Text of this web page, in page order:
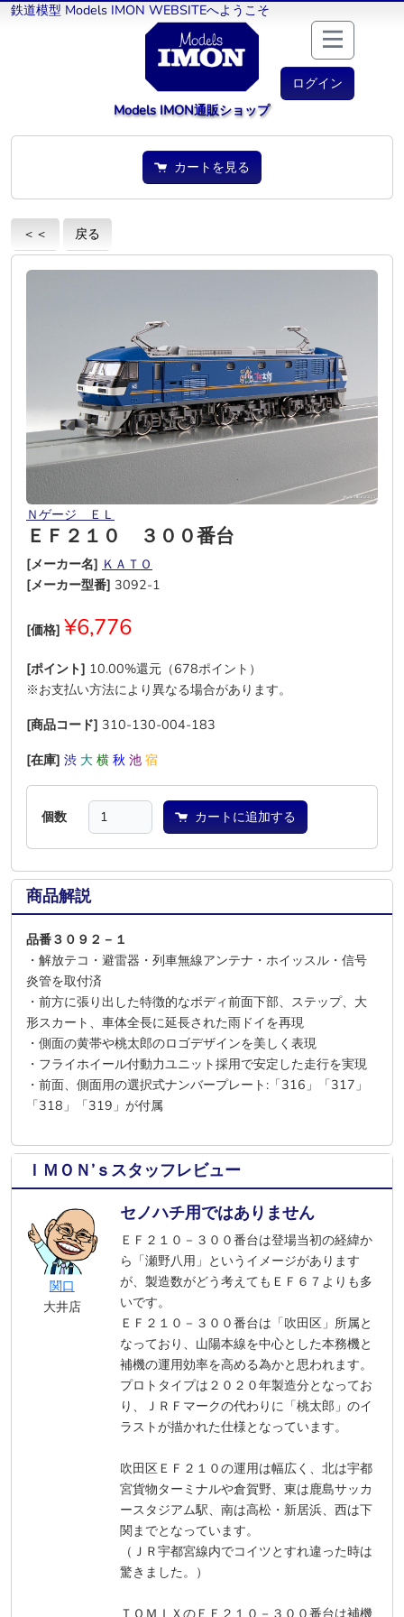
鉄道模型 Models IMON WEBSITEへようこそ
ログイン
Models IMON通販ショップ
カートを見る
＜＜ 戻る
Ｎゲージ ＥＬ
ＥＦ２１０ ３００番台
[メーカー名] ＫＡＴＯ
[メーカー型番] 3092-1
[価格] ¥6,776
[ポイント] 10.00%還元（678ポイント）
※お支払い方法により異なる場合があります。
[商品コード] 310-130-004-183
[在庫] 渋 大 横 秋 池 宿
個数 カートに追加する
商品解説
品番３０９２－１
・解放テコ・避雷器・列車無線アンテナ・ホイッスル・信号
炎管を取付済
・前方に張り出した特徴的なボディ前面下部、ステップ、大
形スカート、車体全長に延長された雨ドイを再現
・側面の黄帯や桃太郎のロゴデザインを美しく表現
・フライホイール付動力ユニット採用で安定した走行を実現
・前面、側面用の選択式ナンバープレート:「316」「317」
「318」「319」が付属
ＩＭＯＮ’ｓスタッフレビュー
関口
大井店
セノハチ用ではありません
ＥＦ２１０－３００番台は登場当初の経緯か
ら「瀬野八用」というイメージがあります
が、製造数がどう考えてもＥＦ６７よりも多
いです。
ＥＦ２１０－３００番台は「吹田区」所属と
なっており、山陽本線を中心とした本務機と
補機の運用効率を高める為かと思われます。
プロトタイプは２０２０年製造分となってお
り、ＪＲＦマークの代わりに「桃太郎」のイ
ラストが描かれた仕様となっています。
吹田区ＥＦ２１０の運用は幅広く、北は宇都
宮貨物ターミナルや倉賀野、東は鹿島サッカ
ースタジアム駅、南は高松・新居浜、西は下
関までとなっています。
（ＪＲ宇都宮線内でコイツとすれ違った時は
驚きました。）